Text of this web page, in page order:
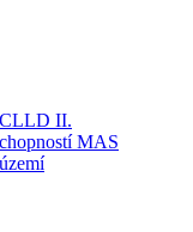
II.
MAS